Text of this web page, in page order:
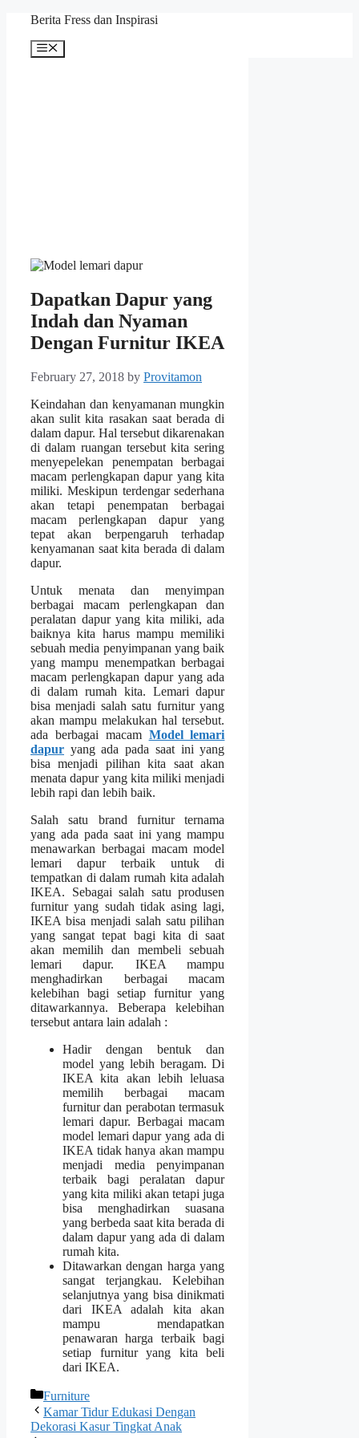
content
Berita Fress dan Inspirasi
Menu
Dapatkan Dapur yang
Indah dan Nyaman
Dengan Furnitur IKEA
February 27, 2018 by Provitamon
Keindahan dan kenyamanan mungkin
akan sulit kita rasakan saat berada di
dalam dapur. Hal tersebut dikarenakan
di dalam ruangan tersebut kita sering
menyepelekan penempatan berbagai
macam perlengkapan dapur yang kita
miliki. Meskipun terdengar sederhana
akan tetapi penempatan berbagai
macam perlengkapan dapur yang
tepat akan berpengaruh terhadap
kenyamanan saat kita berada di dalam
dapur.
Untuk menata dan menyimpan
berbagai macam perlengkapan dan
peralatan dapur yang kita miliki, ada
baiknya kita harus mampu memiliki
sebuah media penyimpanan yang baik
yang mampu menempatkan berbagai
macam perlengkapan dapur yang ada
di dalam rumah kita. Lemari dapur
bisa menjadi salah satu furnitur yang
akan mampu melakukan hal tersebut.
ada berbagai macam Model lemari
dapur yang ada pada saat ini yang
bisa menjadi pilihan kita saat akan
menata dapur yang kita miliki menjadi
lebih rapi dan lebih baik.
Salah satu brand furnitur ternama
yang ada pada saat ini yang mampu
menawarkan berbagai macammodel
lemari dapurterbaik untuk di
tempatkan di dalam rumah kita adalah
IKEA. Sebagai salah satu produsen
furnitur yang sudah tidak asing lagi,
IKEA bisa menjadi salah satu pilihan
yang sangat tepat bagi kita di saat
akan memilih dan membeli sebuah
lemari dapur. IKEA mampu
menghadirkan berbagai macam
kelebihan bagi setiap furnitur yang
ditawarkannya. Beberapa kelebihan
tersebut antara lain adalah :
Hadir dengan bentuk dan
model yang lebih beragam. Di
IKEA kita akan lebih leluasa
memilih berbagai macam
furnitur dan perabotan termasuk
lemari dapur. Berbagai macam
model lemari dapur yang ada di
IKEA tidak hanya akan mampu
menjadi media penyimpanan
terbaik bagi peralatan dapur
yang kita miliki akan tetapi juga
bisa menghadirkan suasana
yang berbeda saat kita berada di
dalam dapur yang ada di dalam
rumah kita.
Ditawarkan dengan harga yang
sangat terjangkau. Kelebihan
selanjutnya yang bisa dinikmati
dari IKEA adalah kita akan
mampu mendapatkan
penawaran harga terbaik bagi
setiap furnitur yang kita beli
dari IKEA.
Categories
Furniture
Kamar Tidur Edukasi Dengan
Dekorasi Kasur Tingkat Anak